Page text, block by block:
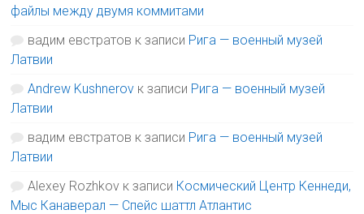
файлы между двумя коммитами
вадим евстратов к записи Рига — военный музей
Латвии
Andrew Kushnerov к записи Рига — военный музей
Латвии
вадим евстратов к записи Рига — военный музей
Латвии
Alexey Rozhkov к записи Космический Центр Кеннеди,
Мыс Канаверал — Спейс шаттл Атлантис